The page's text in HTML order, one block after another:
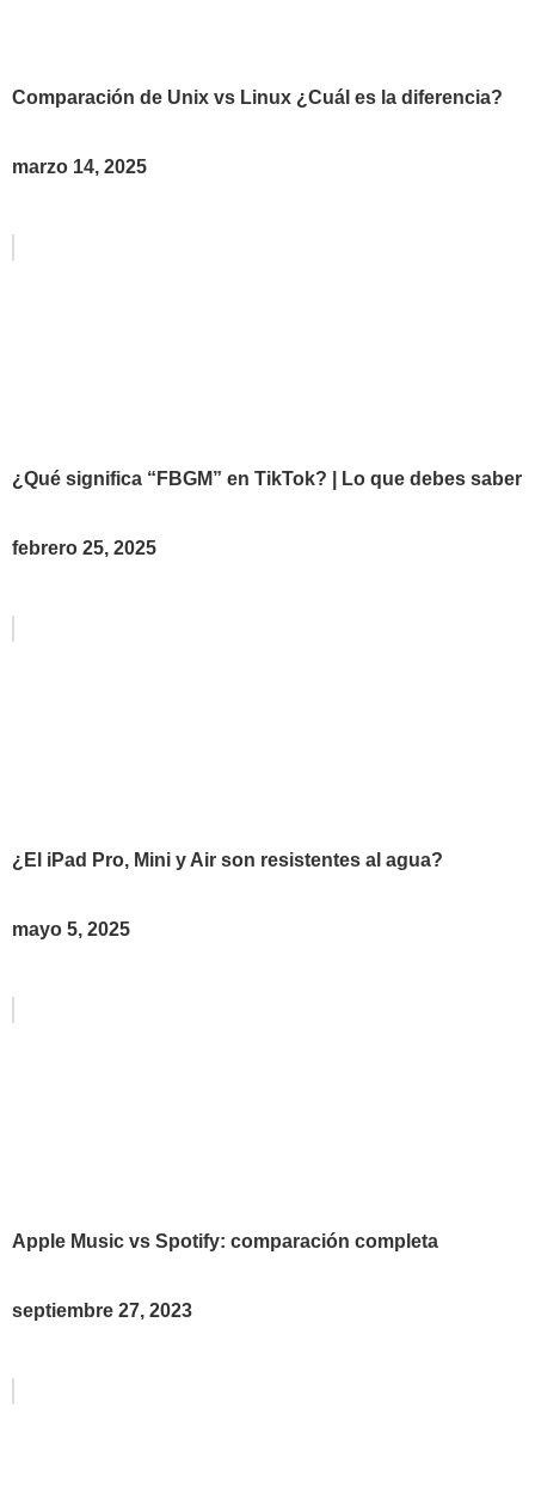
Comparación de Unix vs Linux ¿Cuál es la diferencia?
marzo 14, 2025
¿Qué significa “FBGM” en TikTok? | Lo que debes saber
febrero 25, 2025
¿El iPad Pro, Mini y Air son resistentes al agua?
mayo 5, 2025
Apple Music vs Spotify: comparación completa
septiembre 27, 2023